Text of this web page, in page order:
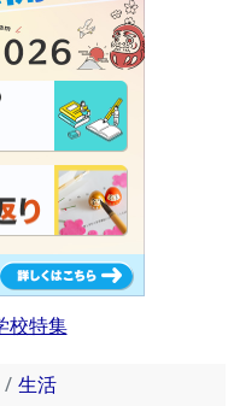
生活